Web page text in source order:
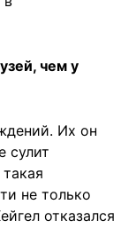
чем у
Их он
сулит
не только
отказался